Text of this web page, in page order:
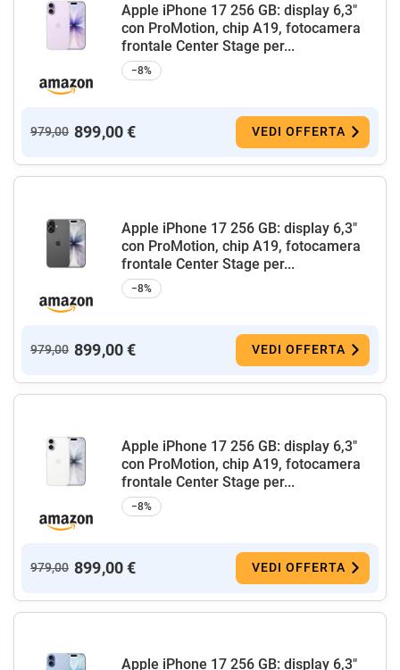
Apple iPhone 17 256 GB: display 6,3"
con ProMotion, chip A19, fotocamera
frontale Center Stage per...
−8%
979,00 899,00 € VEDI OFFERTA
Apple iPhone 17 256 GB: display 6,3"
con ProMotion, chip A19, fotocamera
frontale Center Stage per...
−8%
979,00 899,00 € VEDI OFFERTA
Apple iPhone 17 256 GB: display 6,3"
con ProMotion, chip A19, fotocamera
frontale Center Stage per...
−8%
979,00 899,00 € VEDI OFFERTA
Apple iPhone 17 256 GB: display 6,3"